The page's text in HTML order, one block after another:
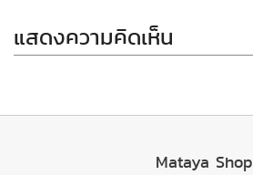
แสดงความคิดเห็น
Mataya Shop